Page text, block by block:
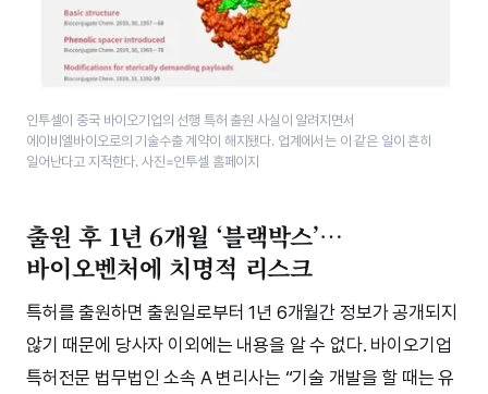
인투셀이 중국 바이오기업의 선행 특허 출원 사실이 알려지면서
에이비엘바이오로의 기술수출 계약이 해지됐다. 업계에서는 이 같은 일이 흔히
일어난다고 지적한다. 사진=인투셀 홈페이지
출원 후 1년 6개월 ‘블랙박스’…
바이오벤처에 치명적 리스크
특허를 출원하면 출원일로부터 1년 6개월간 정보가 공개되지
않기 때문에 당사자 이외에는 내용을 알 수 없다. 바이오기업
특허전문 법무법인 소속 A 변리사는 “기술 개발을 할 때는 유